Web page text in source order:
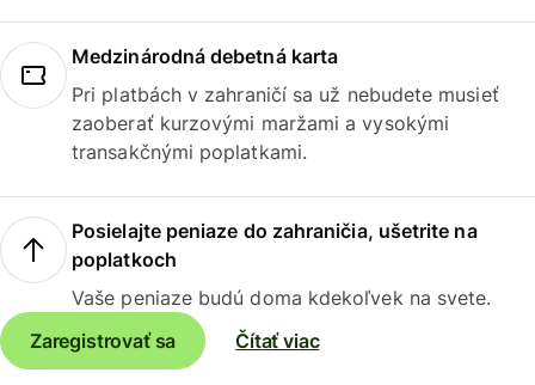
Medzinárodná debetná karta
Pri platbách v zahraničí sa už nebudete musieť
zaoberať kurzovými maržami a vysokými
transakčnými poplatkami.
Posielajte peniaze do zahraničia, ušetrite na
poplatkoch
Vaše peniaze budú doma kdekoľvek na svete.
Zaregistrovať sa
Čítať viac